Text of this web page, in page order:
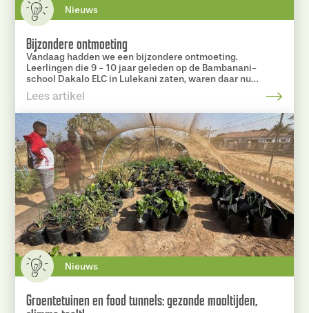
Nieuws
Bijzondere ontmoeting
Vandaag hadden we een bijzondere ontmoeting.
Leerlingen die 9 - 10 jaar geleden op de Bambanani-
school Dakalo ELC in Lulekani zaten, waren daar nu
aanwezig als buddies voor Nederlandse leerlingen.
Lees artikel
Nieuws
Groentetuinen en food tunnels: gezonde maaltijden,